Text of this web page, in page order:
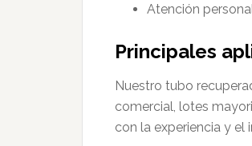
Atención
Principales
Nuestro tubo
comercial, lotes
con la experiencia y el